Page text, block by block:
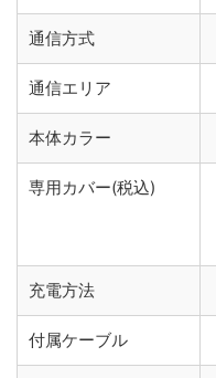
通信方式
通信エリア
本体カラー
専用カバー(税込)
充電方法
付属ケーブル